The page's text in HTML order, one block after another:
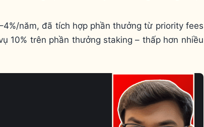
năm, đã tích hợp phần thưởng từ priority fees
10% trên phần thưởng staking – thấp hơn nhiều